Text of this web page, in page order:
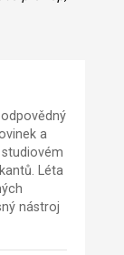
a
Léta
nástroj